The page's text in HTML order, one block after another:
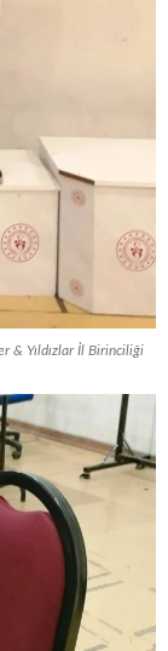
& Yıldızlar İl Birinciliği